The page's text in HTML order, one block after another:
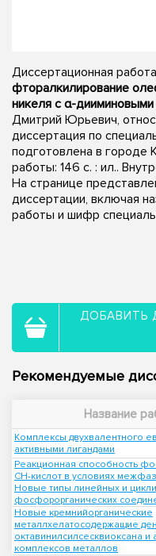
Диссертационная
фторалкилирование
никеля с α-
Дмитрий Юрьевич,
диссертация по
подготовлена в городе
работы: 146 с. : ил..
На странице
диссертации, включая
работы и шифр
ДОБАВИТЬ
Рекомендуемые
Название
Комплексы двухвалентного
активными лигандами
Реакционная способность
СН-кислот в условиях
Новые типы линейных и
фосфорорганических
Новые кремнийорганические
металлхелатосодержащие
октавинилсилсесквиоксана и
комплексов металлов